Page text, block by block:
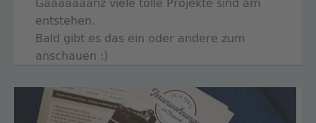
Gaaaaaaanz viele tolle Projekte sind am
entstehen.
Bald gibt es das ein oder andere zum
anschauen :)